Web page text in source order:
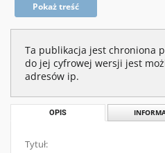
Pokaż treść
Ta publikacja jest chroniona
do jej cyfrowej wersji jest
adresów ip.
OPIS
Tytuł: